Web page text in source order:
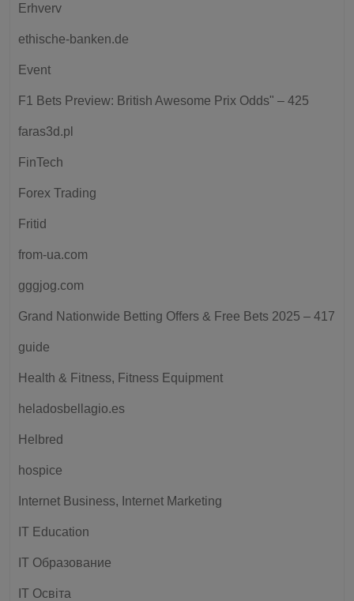
Erhverv
ethische-banken.de
Event
F1 Bets Preview: British Awesome Prix Odds" – 425
faras3d.pl
FinTech
Forex Trading
Fritid
from-ua.com
gggjog.com
Grand Nationwide Betting Offers & Free Bets 2025 – 417
guide
Health & Fitness, Fitness Equipment
heladosbellagio.es
Helbred
hospice
Internet Business, Internet Marketing
IT Education
IT Образование
IT Освіта